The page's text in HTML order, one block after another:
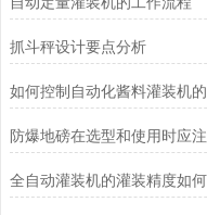
抓斗秤设计要点分析
防爆地磅在选型和使用时应
全自动灌装机的灌装精度如